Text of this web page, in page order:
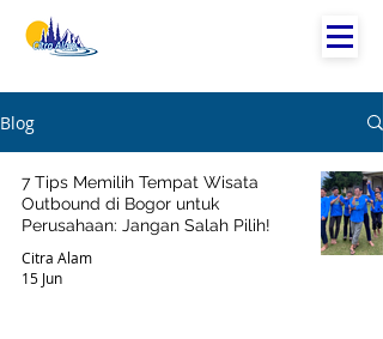
Blog
7 Tips Memilih Tempat Wisata
Outbound di Bogor untuk
Perusahaan: Jangan Salah Pilih!
Citra Alam
15 Jun